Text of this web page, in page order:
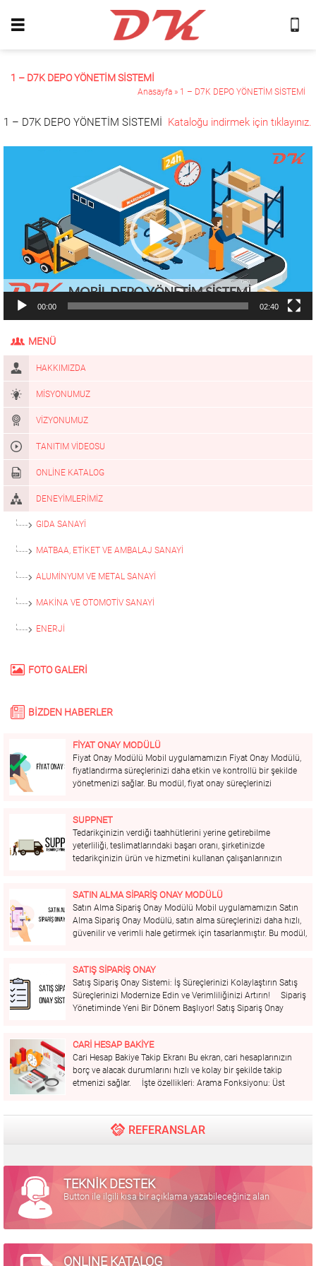
1 – D7K DEPO YÖNETİM SİSTEMİ
Anasayfa » 1 – D7K DEPO YÖNETİM SİSTEMİ
1 – D7K DEPO YÖNETİM SİSTEMİ Kataloğu indirmek için tıklayınız.
00:00 02:40
MENÜ
HAKKIMIZDA
MISYONUMUZ
VIZYONUMUZ
TANITIM VIDEOSU
ONLINE KATALOG
DENEYIMLERIMIZ
GIDA SANAYI
MATBAA, ETIKET VE AMBALAJ SANAYI
ALUMİNYUM VE METAL SANAYİ
MAKİNA VE OTOMOTİV SANAYİ
ENERJI
FOTO GALERİ
BİZDEN HABERLER
FİYAT ONAY MODÜLÜ
Fiyat Onay Modülü Mobil uygulamamızın Fiyat Onay Modülü,
fiyatlandırma süreçlerinizi daha etkin ve kontrollü bir şekilde
yönetmenizi sağlar. Bu modül, fiyat onay süreçlerinizi
fiyat...
SUPPNET
Tedarikçinizin verdiği taahhütlerini yerine getirebilme
yeterliliği, teslimatlarındaki başarı oranı, şirketinizde
tedarikçinizin ürün ve hizmetini kullanan çalışanlarınızın
değerlendirebileceğiniz TEK Platformu size sunuyoruz. Belge
Kontrolleri ve Yönetimi Tedarikçileriniz için...
SATIN ALMA SİPARİŞ ONAY MODÜLÜ
Satın Alma Sipariş Onay Modülü Mobil uygulamamızın Satın
Alma Sipariş Onay Modülü, satın alma süreçlerinizi daha hızlı,
güvenilir ve verimli hale getirmek için tasarlanmıştır. Bu modül,
sağlar. Öne...
SATIŞ SİPARİŞ ONAY
Satış Sipariş Onay Sistemi: İş Süreçlerinizi Kolaylaştırın Satış
Süreçlerinizi Modernize Edin ve Verimliliğinizi Artırın! Sipariş
Yönetiminde Yeni Bir Dönem Başlıyor! Satış Sipariş Onay
CARİ HESAP BAKİYE
Cari Hesap Bakiye Takip Ekranı Bu ekran, cari hesaplarınızın
borç ve alacak durumlarını hızlı ve kolay bir şekilde takip
etmenizi sağlar. İşte özellikleri: Arama Fonksiyonu: Üst
REFERANSLAR
TEKNİK DESTEK
Button ile ilgili kısa bir açıklama yazabileceğiniz alan
ONLINE KATALOG